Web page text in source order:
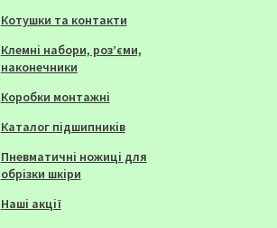
Котушки та контакти
Клемні набори, роз’єми,
наконечники
Коробки монтажні
Каталог підшипників
Пневматичні ножиці для
обрізки шкіри
Наші акції